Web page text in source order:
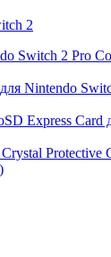
2
Switch 2 Pro
Nintendo
Express Card
Protective